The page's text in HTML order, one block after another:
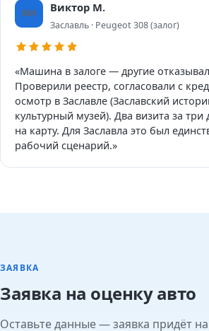
ВМ Виктор М.
Заславль · Peugeot 308 (залог)
«Машина в залоге — другие
Проверили реестр, согласовали с
осмотр в Заславле (Заславский
культурный музей). Два визита за три
на карту. Для Заславла это был
рабочий сценарий.»
ЗАЯВКА
Заявка на оценку авто
Оставьте данные — заявка придёт